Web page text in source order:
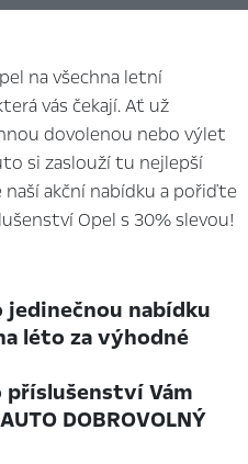
na všechna letní
vás čekají. Ať už
dovolenou nebo výlet
si zaslouží tu nejlepší
akční nabídku a pořiďte
Opel s 30% slevou!
nabídku
léto za výhodné
příslušenství Vám
DOBROVOLNÝ